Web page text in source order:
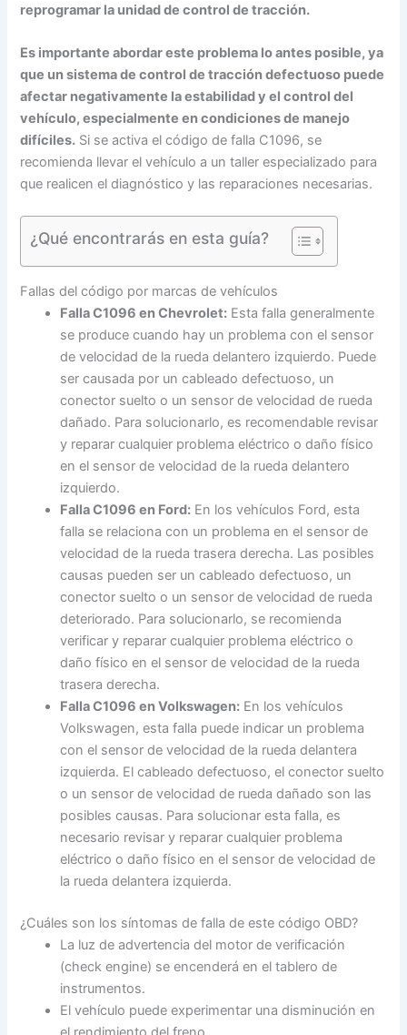
reprogramar la unidad de control de tracción.
Es importante abordar este problema lo antes posible, ya
que un sistema de control de tracción defectuoso puede
afectar negativamente la estabilidad y el control del
vehículo, especialmente en condiciones de manejo
difíciles. Si se activa el código de falla C1096, se
recomienda llevar el vehículo a un taller especializado para
que realicen el diagnóstico y las reparaciones necesarias.
¿Qué encontrarás en esta guía?
Fallas del código por marcas de vehículos
Falla C1096 en Chevrolet: Esta falla generalmente
se produce cuando hay un problema con el sensor
de velocidad de la rueda delantero izquierdo. Puede
ser causada por un cableado defectuoso, un
conector suelto o un sensor de velocidad de rueda
dañado. Para solucionarlo, es recomendable revisar
y reparar cualquier problema eléctrico o daño físico
en el sensor de velocidad de la rueda delantero
izquierdo.
Falla C1096 en Ford: En los vehículos Ford, esta
falla se relaciona con un problema en el sensor de
velocidad de la rueda trasera derecha. Las posibles
causas pueden ser un cableado defectuoso, un
conector suelto o un sensor de velocidad de rueda
deteriorado. Para solucionarlo, se recomienda
verificar y reparar cualquier problema eléctrico o
daño físico en el sensor de velocidad de la rueda
trasera derecha.
Falla C1096 en Volkswagen: En los vehículos
Volkswagen, esta falla puede indicar un problema
con el sensor de velocidad de la rueda delantera
izquierda. El cableado defectuoso, el conector suelto
o un sensor de velocidad de rueda dañado son las
posibles causas. Para solucionar esta falla, es
necesario revisar y reparar cualquier problema
eléctrico o daño físico en el sensor de velocidad de
la rueda delantera izquierda.
¿Cuáles son los síntomas de falla de este código OBD?
La luz de advertencia del motor de verificación
(check engine) se encenderá en el tablero de
instrumentos.
El vehículo puede experimentar una disminución en